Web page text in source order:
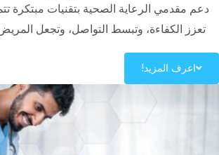
دعم مقدمي الرعاية الصحية بتقنيات مبتكرة
تعزز الكفاءة، وتبسط التواصل، وتجعل
اعرف المزيد!